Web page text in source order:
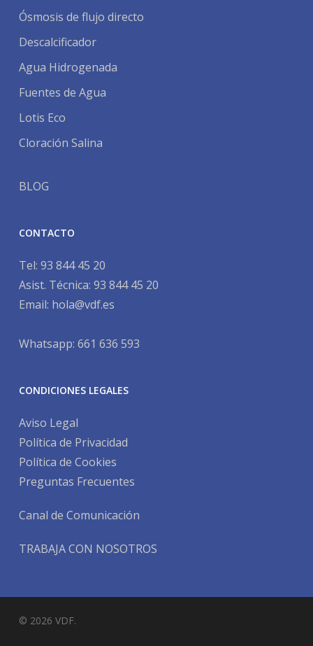
Ósmosis de flujo directo
Descalcificador
Agua Hidrogenada
Fuentes de Agua
Lotis Eco
Cloración Salina
BLOG
CONTACTO
Tel: 93 844 45 20
Asist. Técnica: 93 844 45 20
Email: hola@vdf.es
Whatsapp: 661 636 593
CONDICIONES LEGALES
Aviso Legal
Política de Privacidad
Política de Cookies
Preguntas Frecuentes
Canal de Comunicación
TRABAJA CON NOSOTROS
© 2026 VDF.